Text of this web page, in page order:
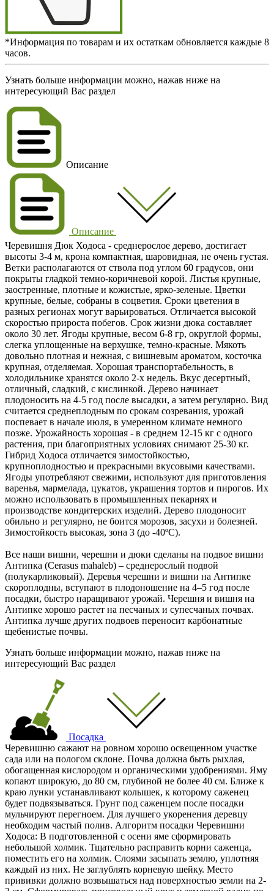
*Информация по товарам и их остаткам обновляется каждые 8
часов.
Узнать больше информации можно, нажав ниже на
интересующий Вас раздел
Описание
Описание
Черевишня Дюк Ходоса - среднерослое дерево, достигает
высоты 3-4 м, крона компактная, шаровидная, не очень густая.
Ветки располагаются от ствола под углом 60 градусов, они
покрыты гладкой темно-коричневой корой. Листья крупные,
заостренные, плотные и кожистые, ярко-зеленые. Цветки
крупные, белые, собраны в соцветия. Сроки цветения в
разных регионах могут варьироваться. Отличается высокой
скоростью прироста побегов. Срок жизни дюка составляет
около 30 лет. Ягоды крупные, весом 6-8 гр, округлой формы,
слегка уплощенные на верхушке, темно-красные. Мякоть
довольно плотная и нежная, с вишневым ароматом, косточка
крупная, отделяемая. Хорошая транспортабельность, в
холодильнике хранятся около 2-х недель. Вкус десертный,
отличный, сладкий, с кислинкой. Дерево начинает
плодоносить на 4-5 год после высадки, а затем регулярно. Вид
считается среднеплодным по срокам созревания, урожай
поспевает в начале июля, в умеренном климате немного
позже. Урожайность хорошая - в среднем 12-15 кг с одного
растения, при благоприятных условиях снимают 25-30 кг.
Гибрид Ходоса отличается зимостойкостью,
крупноплодностью и прекрасными вкусовыми качествами.
Ягоды употребляют свежими, используют для приготовления
варенья, мармелада, цукатов, украшения тортов и пирогов. Их
можно использовать в промышленных пекарнях и
производстве кондитерских изделий. Дерево плодоносит
обильно и регулярно, не боится морозов, засухи и болезней.
Зимостойкость высокая, зона 3 (до -40ºС).
Все наши вишни, черешни и дюки сделаны на подвое вишни
Антипка (Cerasus mahaleb) – среднерослый подвой
(полукарликовый). Деревья черешни и вишни на Антипке
скороплодны, вступают в плодоношение на 4–5 год после
посадки, быстро наращивают урожай. Черешня и вишня на
Антипке хорошо растет на песчаных и супесчаных почвах.
Антипка лучше других подвоев переносит карбонатные
щебенистые почвы.
Узнать больше информации можно, нажав ниже на
интересующий Вас раздел
Посадка
Черевишню сажают на ровном хорошо освещенном участке
сада или на пологом склоне. Почва должна быть рыхлая,
обогащенная кислородом и органическими удобрениями. Яму
копают широкую, до 80 см, глубиной не более 40 см. Ближе к
краю лунки устанавливают колышек, к которому саженец
будет подвязываться. Грунт под саженцем после посадки
мульчируют перегноем. Для лучшего укоренения деревцу
необходим частый полив. Алгоритм посадки Черевишни
Ходоса: В подготовленной с осени яме сформировать
небольшой холмик. Тщательно расправить корни саженца,
поместить его на холмик. Слоями засыпать землю, уплотняя
каждый из них. Не заглублять корневую шейку. Место
прививки должно возвышаться над поверхностью земли на 2-